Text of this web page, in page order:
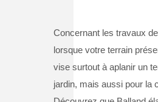
Concernant les travaux
lorsque votre terrain
vise surtout à aplanir un
jardin, mais aussi pour la